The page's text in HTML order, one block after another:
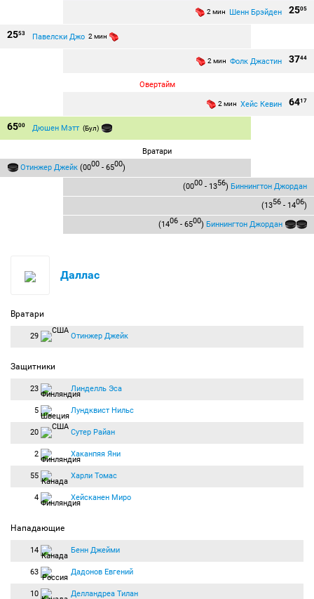
2505
2 мин Шенн Брэйден
2553 Павелски Джо 2 мин
3744
2 мин Фолк Джастин
Овертайм
6417
2 мин Хейс Кевин
6500 Дюшен Мэтт (Бул)
Вратари
Отинжер Джейк (0000 - 6500)
(0000 - 1356) Биннингтон Джордан
(1356 - 1406)
(1406 - 6500) Биннингтон Джордан
Даллас
Вратари
29 Отинжер Джейк
Защитники
23 Линделль Эса
5 Лундквист Нильс
20 Сутер Райан
2 Хаканпяя Яни
55 Харли Томас
4 Хейсканен Миро
Нападающие
14 Бенн Джейми
63 Дадонов Евгений
10 Делландреа Тилан